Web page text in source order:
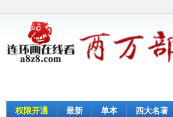
权限开通 最新 单本 四大名著